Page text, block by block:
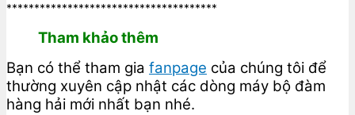
**************************************
Tham khảo thêm
Bạn có thể tham gia fanpage của chúng tôi để
thường xuyên cập nhật các dòng máy bộ đàm
hàng hải mới nhất bạn nhé.